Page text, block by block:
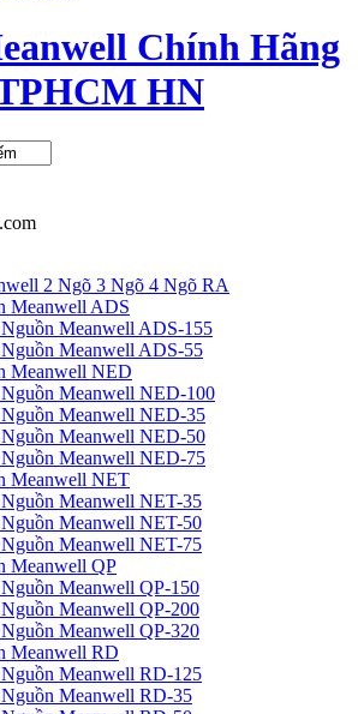
2 Ngõ 3 Ngõ 4 Ngõ RA
Meanwell ADS
Meanwell ADS-155
Meanwell ADS-55
Meanwell NED
Meanwell NED-100
Meanwell NED-35
Meanwell NED-50
Meanwell NED-75
Meanwell NET
Meanwell NET-35
Meanwell NET-50
Meanwell NET-75
Meanwell QP
Meanwell QP-150
Meanwell QP-200
Meanwell QP-320
Meanwell RD
Meanwell RD-125
Meanwell RD-35